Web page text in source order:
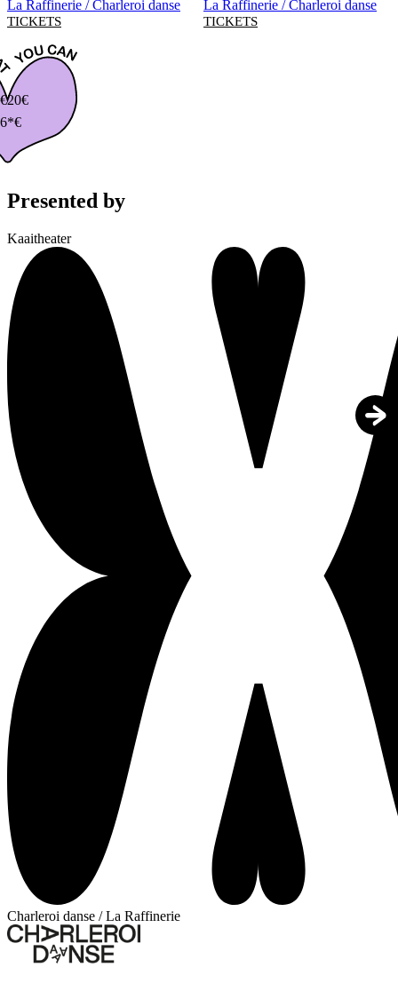
La Raffinerie / Charleroi danse
TICKETS
La Raffinerie / Charleroi danse
TICKETS
20€
Presented by
Kaaitheater
Charleroi danse / La Raffinerie